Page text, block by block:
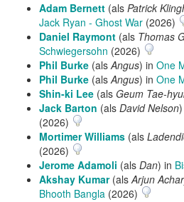
Adam Bernett (als Patrick
Jack Ryan - Ghost War (2026)
Daniel Raymont (als Thomas
Schwiegersohn (2026)
Phil Burke (alsAngus) in One
Phil Burke (alsAngus) in One
Shin-ki Lee (als Geum Tae-
Jack Barton (als David Nelson
(2026)
Mortimer Williams (als
(2026)
Jerome Adamoli (als Dan) in
Akshay Kumar(alsArjun
Bhooth Bangla (2026)